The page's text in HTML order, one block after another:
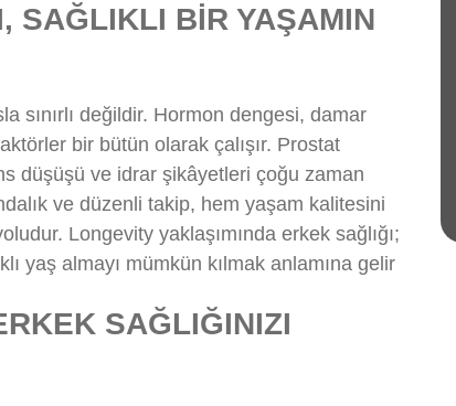
SAĞLIKLI BİR YAŞAMIN
sınırlı değildir. Hormon dengesi, damar
bir bütün olarak çalışır. Prostat
düşüşü ve idrar şikâyetleri çoğu zaman
ve düzenli takip, hem yaşam kalitesini
Longevity yaklaşımında erkek sağlığı;
yaş almayı mümkün kılmak anlamına gelir
SAĞLIĞINIZI